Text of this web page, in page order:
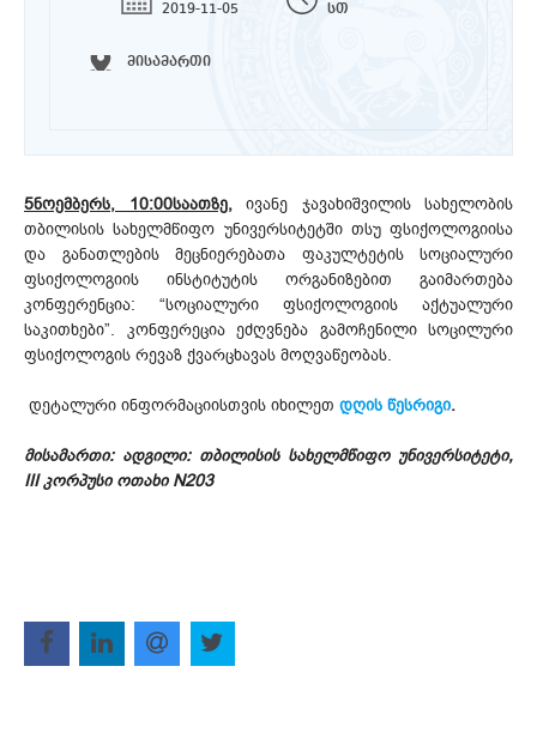
2019-11-05
სთ
მისამართი
5ნოემბერს, 10:00საათზე,ივანე ჯავახიშვილის სახელობის
თბილისის სახელმწიფო უნივერსიტეტში თსუ ფსიქოლოგიისა
და განათლების მეცნიერებათა ფაკულტეტის სოციალური
ფსიქოლოგიის ინსტიტუტის ორგანიზებით გაიმართება
კონფერენცია: “სოციალური ფსიქოლოგიის აქტუალური
საკითხები”. კონფერეცია ეძღვნება გამოჩენილი სოცილური
ფსიქოლოგის რევაზ ქვარცხავას მოღვაწეობას.
დეტალური ინფორმაციისთვის იხილეთ დღის წესრიგი.
მისამართი: ადგილი: თბილისის სახელმწიფო უნივერსიტეტი,
III კორპუსი ოთახი N203